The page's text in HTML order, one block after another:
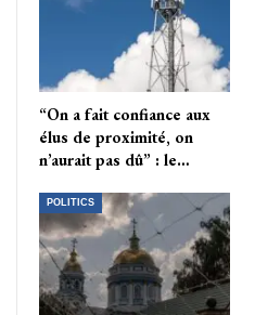
“On a fait confiance aux
élus de proximité, on
n’aurait pas dû” : le…
POLITICS